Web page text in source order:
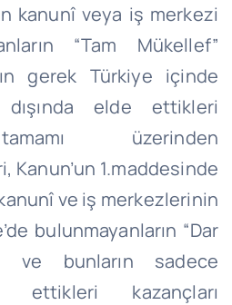
kanunî veya iş merkezi
“Tam Mükellef”
gerek Türkiye içinde
elde ettikleri
üzerinden
Kanun’un 1.maddesinde
ve iş merkezlerinin
bulunmayanların “Dar
ve bunların sadece
ettikleri kazançları